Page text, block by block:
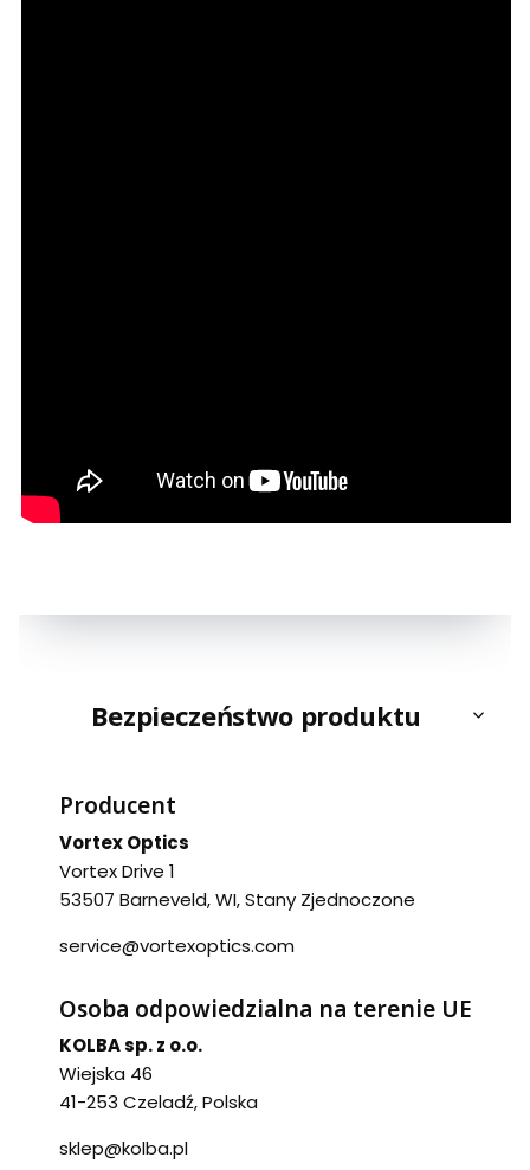
Bezpieczeństwo produktu
Producent
Vortex Optics
Vortex Drive 1
53507 Barneveld, WI, Stany Zjednoczone
service@vortexoptics.com
Osoba odpowiedzialna na terenie UE
KOLBA sp. z o.o.
Wiejska 46
41-253 Czeladź, Polska
sklep@kolba.pl